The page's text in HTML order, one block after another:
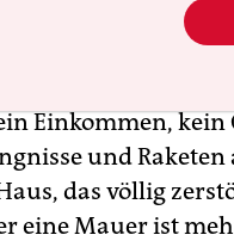
Einkommen,
und
das völlig
eine Mauer ist